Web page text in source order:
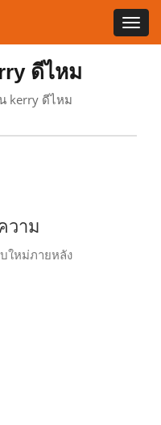
ดีไหม
kerry ดีไหม
วาม
ใหม่ภายหลัง